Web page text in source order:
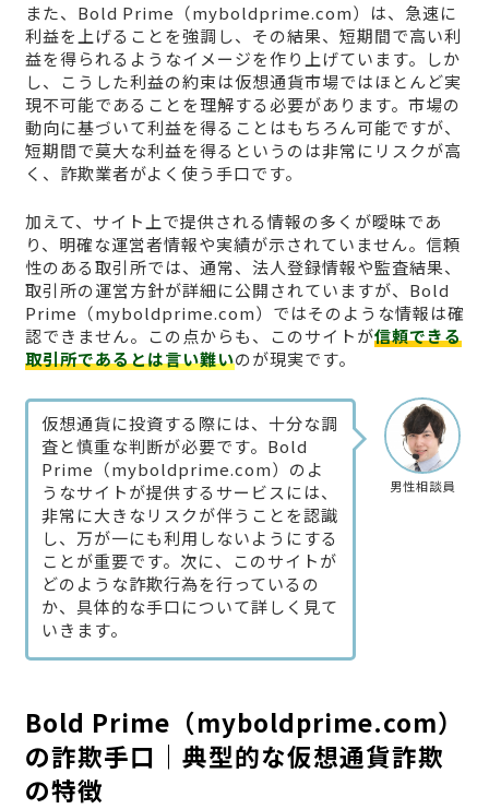
また、Bold Prime（myboldprime.com）は、急速に
利益を上げることを強調し、その結果、短期間で高い利
益を得られるようなイメージを作り上げています。しか
し、こうした利益の約束は仮想通貨市場ではほとんど実
現不可能であることを理解する必要があります。市場の
動向に基づいて利益を得ることはもちろん可能ですが、
短期間で莫大な利益を得るというのは非常にリスクが高
く、詐欺業者がよく使う手口です。
加えて、サイト上で提供される情報の多くが曖昧であ
り、明確な運営者情報や実績が示されていません。信頼
性のある取引所では、通常、法人登録情報や監査結果、
取引所の運営方針が詳細に公開されていますが、Bold
Prime（myboldprime.com）ではそのような情報は確
認できません。この点からも、このサイトが信頼できる
取引所であるとは言い難いのが現実です。
男性相談員
仮想通貨に投資する際には、十分な調
査と慎重な判断が必要です。Bold
Prime（myboldprime.com）のよ
うなサイトが提供するサービスには、
非常に大きなリスクが伴うことを認識
し、万が一にも利用しないようにする
ことが重要です。次に、このサイトが
どのような詐欺行為を行っているの
か、具体的な手口について詳しく見て
いきます。
Bold Prime（myboldprime.com）
の詐欺手口｜典型的な仮想通貨詐欺
の特徴